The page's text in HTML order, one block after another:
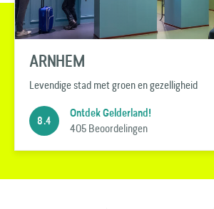
ARNHEM
Levendige stad met groen en gezelligheid
8.4
Ontdek Gelderland!
405 Beoordelingen